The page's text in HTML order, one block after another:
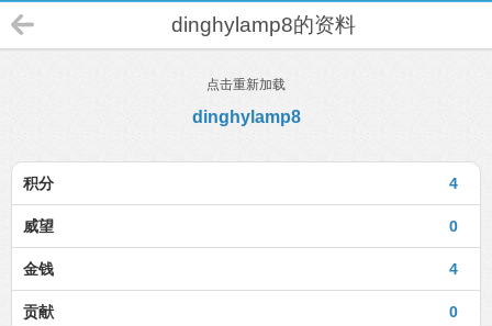
dinghylamp8的资料
点击重新加载
dinghylamp8
4
积分
0
威望
4
金钱
0
贡献